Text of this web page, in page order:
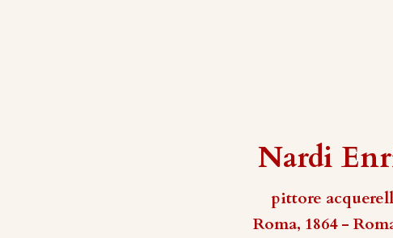
Nardi
pittore
Roma, 1864 -